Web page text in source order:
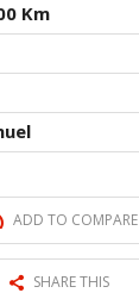
Km
ADD TO COMPARE
SHARE THIS